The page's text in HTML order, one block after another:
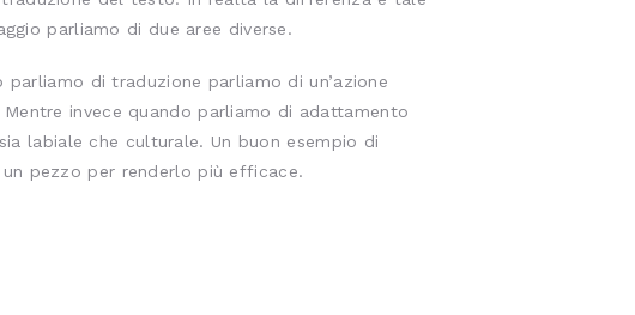
parliamo di due aree diverse.
di traduzione parliamo di un’azione
invece quando parliamo di adattamento
labiale che culturale. Un buon esempio di
pezzo per renderlo più efficace.